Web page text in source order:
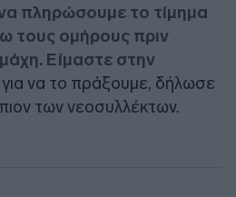
πληρώσουμε το τίμημα
τους ομήρους πριν
Είμαστε στην
για να το πράξουμε, δήλωσε
των νεοσυλλέκτων.